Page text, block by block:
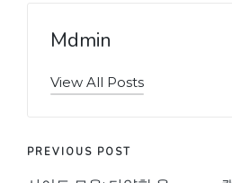
Mdmin
View All Posts
Post
PREVIOUS POST